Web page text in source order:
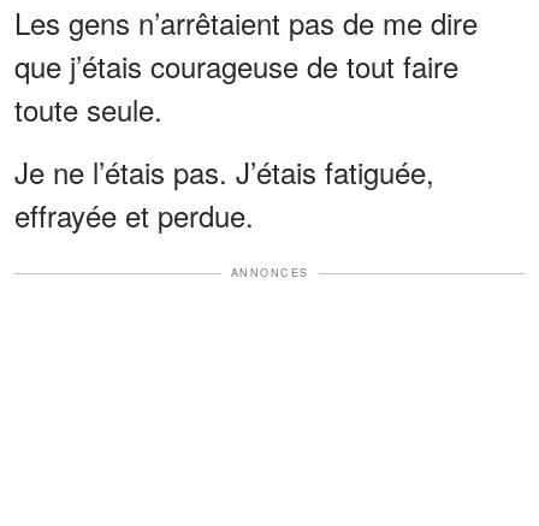
Les gens n’arrêtaient pas de me dire
que j’étais courageuse de tout faire
toute seule.
Je ne l’étais pas. J’étais fatiguée,
effrayée et perdue.
ANNONCES